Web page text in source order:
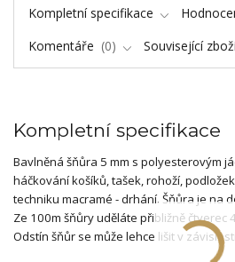
Kompletní specifikace
Komentáře
0 Související
Kompletní specifikace
Bavlněná šňůra 5 mm s polyesterovým
háčkování košíků, tašek, rohoží,
techniku macramé - drhání. Šňůra je na
Ze 100m šňůry uděláte přibližně čtverec
Odstín šňůr se může lehce lišit v